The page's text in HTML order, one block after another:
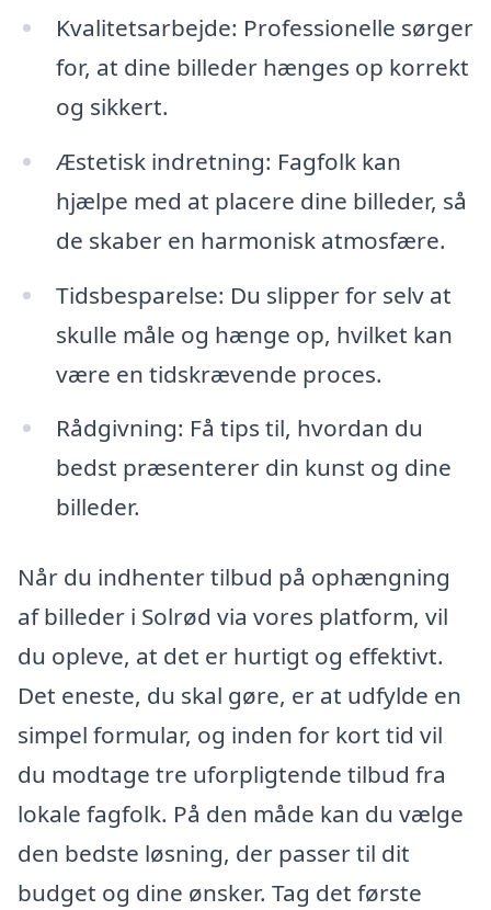
Kvalitetsarbejde: Professionelle sørger
for, at dine billeder hænges op korrekt
og sikkert.
Æstetisk indretning: Fagfolk kan
hjælpe med at placere dine billeder, så
de skaber en harmonisk atmosfære.
Tidsbesparelse: Du slipper for selv at
skulle måle og hænge op, hvilket kan
være en tidskrævende proces.
Rådgivning: Få tips til, hvordan du
bedst præsenterer din kunst og dine
billeder.
Når du indhenter tilbud på ophængning
af billeder i Solrød via vores platform, vil
du opleve, at det er hurtigt og effektivt.
Det eneste, du skal gøre, er at udfylde en
simpel formular, og inden for kort tid vil
du modtage tre uforpligtende tilbud fra
lokale fagfolk. På den måde kan du vælge
den bedste løsning, der passer til dit
budget og dine ønsker. Tag det første